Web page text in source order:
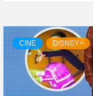
CINE DISNEY+